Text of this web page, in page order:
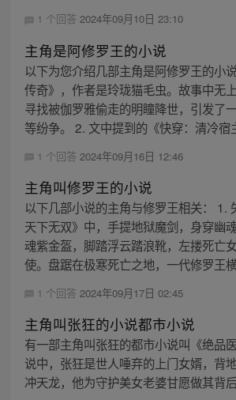
1 个回答 2024年09月10日 23:10
主角是阿修罗王的小说
以下为您介绍几部主角是阿修罗王的小
传奇》，作者是玲珑猫毛虫。故事中无
寻找被伽罗雅偷走的明瞳降世，引发了
等纷争。 2. 文中提到的《快穿：清冷宿
1 个回答 2024年09月16日 12:46
主角叫修罗王的小说
以下几部小说的主角与修罗王相关： 1.
天下无双》中，手提地狱魔剑，身穿幽
魂紫金盔，脚踏浮云踏浪靴，左搂死亡
使。盘踞在极寒死亡之地，一代修罗王
1 个回答 2024年09月17日 02:45
主角叫张狂的小说都市小说
有一部主角叫张狂的都市小说叫《绝品
说中，张狂是世人唾弃的上门女婿，背
冲天龙，他为守护美女老婆甘愿做其背后